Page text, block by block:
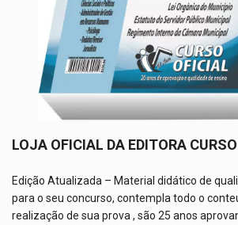
LOJA OFICIAL DA EDITORA
Edição Atualizada – Material didático de
para o seu concurso, contempla todo o
realização de sua prova , são 25 anos